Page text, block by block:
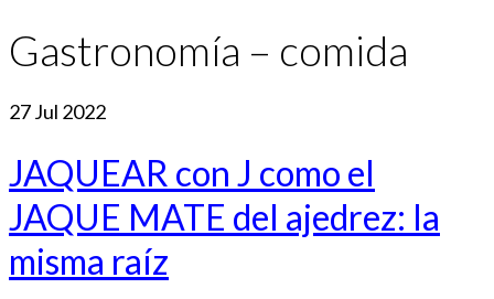
Gastronomía – comida
27Jul 2022
JAQUEAR con J como el
JAQUE MATE del ajedrez: la
misma raíz